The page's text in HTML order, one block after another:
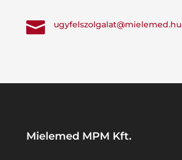
 ugyfelszolgalat@mielemed.hu
Mielemed MPM Kft.